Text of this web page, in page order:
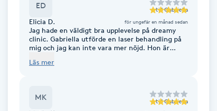
Blowout
Bottenfärg
Brynformning
ED till Gabriella
Elicia D. för ungefär en månad sedan
Jag hade en väldigt bra upplevelse på dreamy
clinic. Gabriella utförde en laser behandling på
mig och jag kan inte vara mer nöjd. Hon är
direkt. Hon är även väldigt noggrann vilket jag
Läs mer
MK till Gabriella